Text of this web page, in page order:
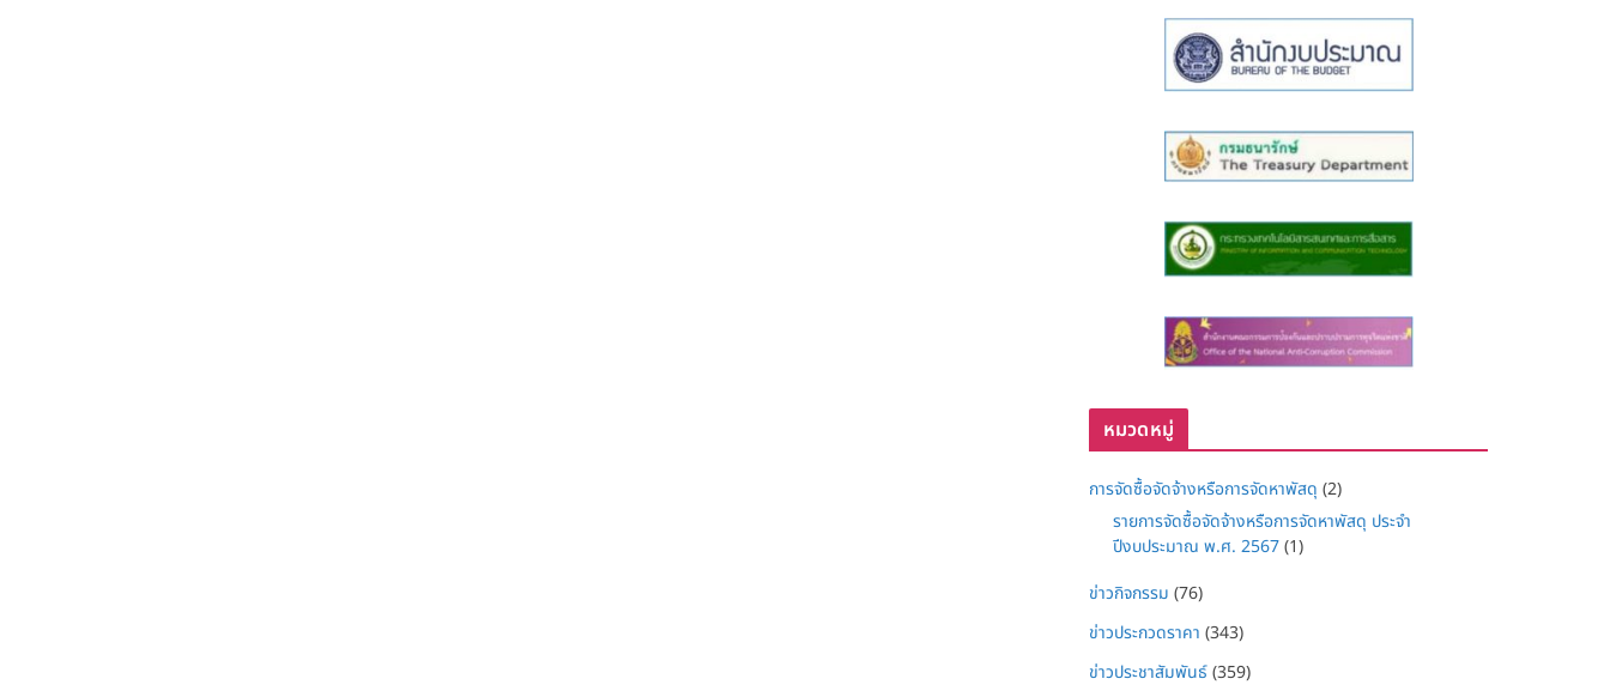
หมวดหมู่
การจัดซื้อจัดจ้างหรือการจัดหาพัสดุ (2)
รายการจัดซื้อจัดจ้างหรือการจัดหาพัสดุ ประจำ
ปีงบประมาณ พ.ศ. 2567(1)
ข่าวกิจกรรม (76)
ข่าวประกวดราคา (343)
ข่าวประชาสัมพันธ์(359)